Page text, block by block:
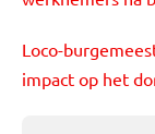
Loco-
impact op het